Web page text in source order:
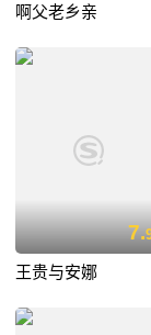
啊父老乡亲
7.
王贵与安娜